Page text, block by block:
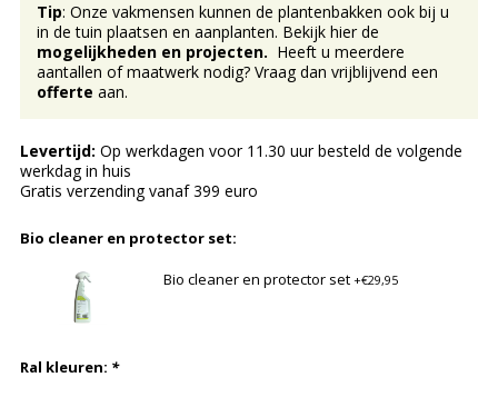
Tip: Onze vakmensen kunnen de plantenbakken ook bij u
in de tuin plaatsen en aanplanten. Bekijk hier de
mogelijkheden en projecten. Heeft u meerdere
aantallen of maatwerk nodig? Vraag dan vrijblijvend een
offerte aan.
Levertijd: Op werkdagen voor 11.30 uur besteld de volgende
werkdag in huis
Gratis verzending vanaf 399 euro
Bio cleaner en protector set:
Bio cleaner en protector set +€29,95
Ral kleuren: *